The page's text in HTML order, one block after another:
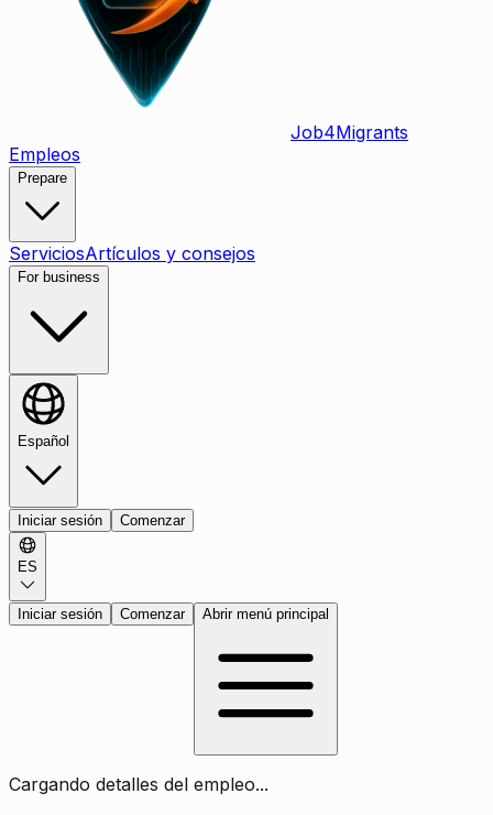
Job4Migrants
Empleos
Prepare
ServiciosArtículos y consejos
For business
Español
Iniciar sesión Comenzar
ES
Iniciar sesión Comenzar Abrir menú principal
Cargando detalles del empleo...